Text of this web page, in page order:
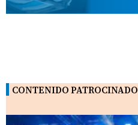
CONTENIDO PATROCINADO